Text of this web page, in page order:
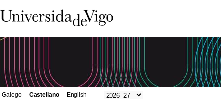
Galego Castellano English